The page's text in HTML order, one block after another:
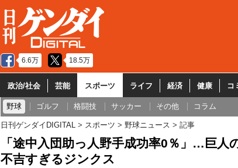
6.6万 18.5万
政治/社会 芸能 スポーツ ライフ 経済 健康 コ
野球 ゴルフ 格闘技 サッカー その他 コラム
日刊ゲンダイDIGITAL スポーツ 野球ニュース 記事
「途中入団助っ人野手成功率0％」…巨人
不吉すぎるジンクス